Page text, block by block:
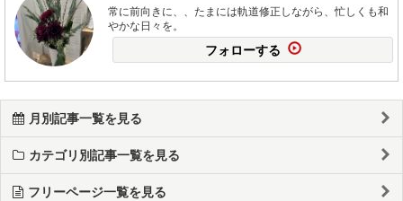
常に前向きに、、たまには軌道修正しながら、忙しくも和
やかな日々を。
フォローする
月別記事一覧を見る
カテゴリ別記事一覧を見る
フリーページ一覧を見る